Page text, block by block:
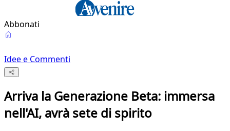
Abbonati
Idee e Commenti
Arriva la Generazione Beta: immersa
nell'AI, avrà sete di spirito